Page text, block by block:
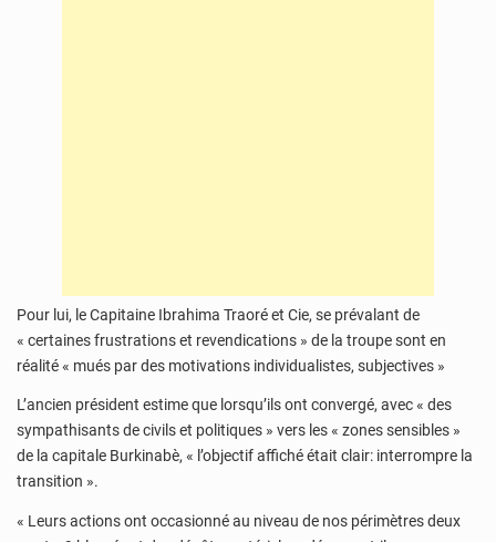
Pour lui, le Capitaine Ibrahima Traoré et Cie, se prévalant de
« certaines frustrations et revendications » de la troupe sont en
réalité « mués par des motivations individualistes, subjectives »
L’ancien président estime que lorsqu’ils ont convergé, avec « des
sympathisants de civils et politiques » vers les « zones sensibles »
de la capitale Burkinabè, « l’objectif affiché était clair: interrompre la
transition ».
« Leurs actions ont occasionné au niveau de nos périmètres deux